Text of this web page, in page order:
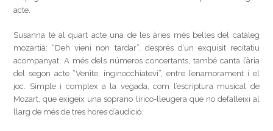
acte.
Susanna té al quart acte una de les àries més belles del catàleg
mozartià: “Deh vieni non tardar”, després d’un exquisit recitatiu
acompanyat. A més dels números concertants, també canta l’ària
del segon acte “Venite, inginocchiatevi”, entre l’enamorament i el
joc. Simple i complex a la vegada, com l’escriptura musical de
Mozart, que exigeix una soprano lírico-lleugera que no defalleixi al
llarg de més de tres hores d’audició.